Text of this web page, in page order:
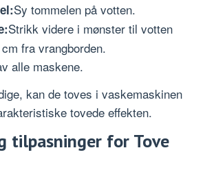
Sy tommelen på votten.
Strikk videre i mønster til votten
fra vrangborden.
alle maskene.
kan de toves i vaskemaskinen
tovede effekten.
tilpasninger for Tove